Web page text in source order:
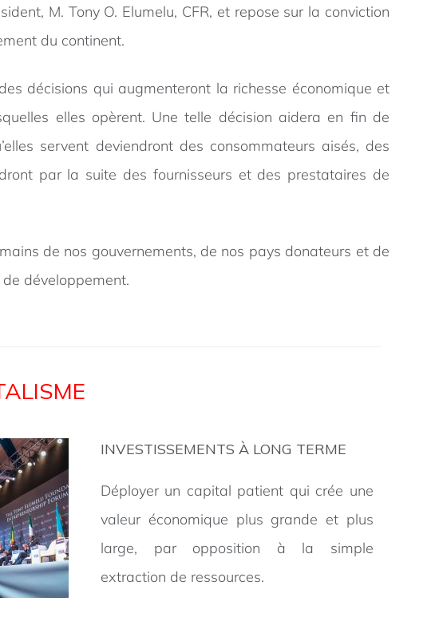
M. Tony O. Elumelu, CFR, et repose sur la conviction
du continent.
décisions qui augmenteront la richesse économique et
elles opèrent. Une telle décision aidera en fin de
servent deviendront des consommateurs aisés, des
par la suite des fournisseurs et des prestataires de
de nos gouvernements, de nos pays donateurs et de
développement.
INVESTISSEMENTS À LONG TERME
Déployer un capital patient qui crée une
valeur économique plus grande et plus
large, par opposition à la simple
extraction de ressources.